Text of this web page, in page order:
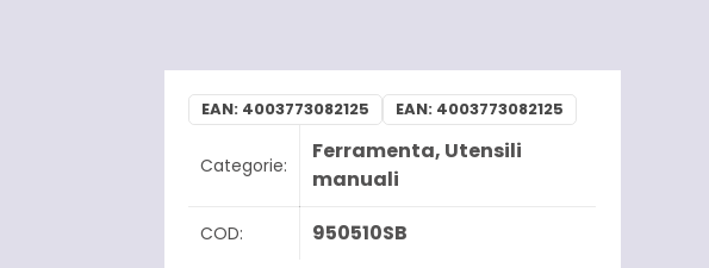
EAN: 4003773082125 EAN: 4003773082125
Categorie:
Ferramenta, Utensili
manuali
COD: 950510SB